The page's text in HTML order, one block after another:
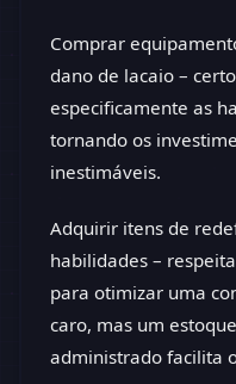
Comprar
dano de lacaio –
especificamente as
tornando os
inestimáveis.
Adquirir itens de
habilidades –
para otimizar uma
caro, mas um
administrado facilita